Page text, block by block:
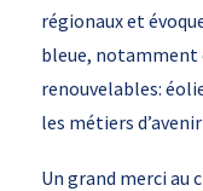
régionaux et
bleue, notamment
renouvelables:
les métiers
Un grand merci au